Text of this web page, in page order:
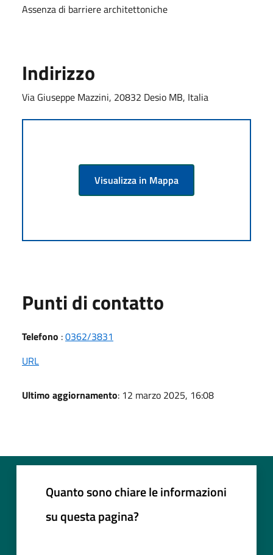
Assenza di barriere architettoniche
Indirizzo
Via Giuseppe Mazzini, 20832 Desio MB, Italia
Visualizza in Mappa
Punti di contatto
Telefono :0362/3831
URL
Ultimo aggiornamento: 12 marzo 2025, 16:08
Quanto sono chiare le informazioni
su questa pagina?